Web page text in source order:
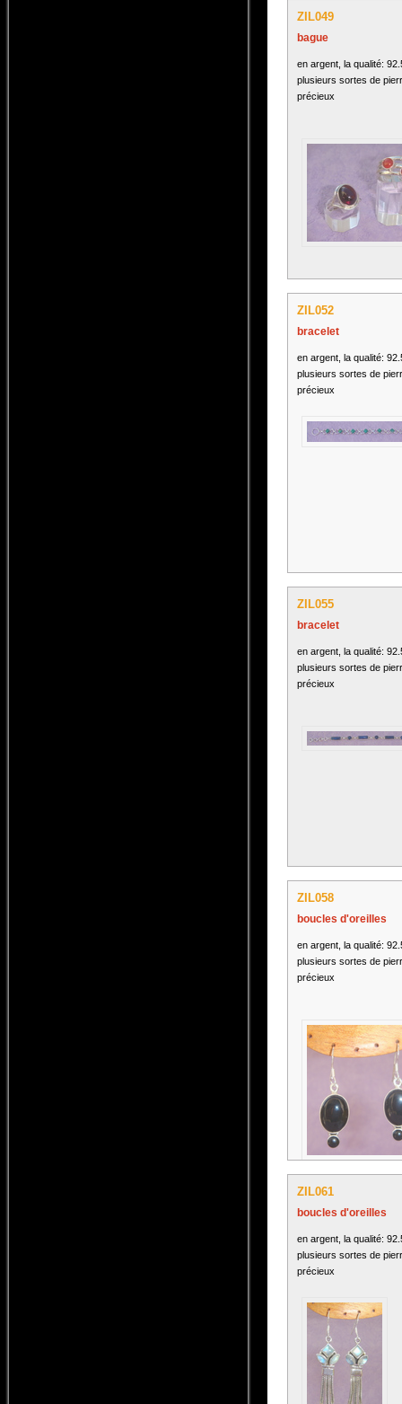
ZIL049
bague
en argent, la qualité:
plusieurs sortes de
précieux
ZIL052
bracelet
en argent, la qualité:
plusieurs sortes de
précieux
ZIL055
bracelet
en argent, la qualité:
plusieurs sortes de
précieux
ZIL058
boucles d'oreilles
en argent, la qualité:
plusieurs sortes de
précieux
ZIL061
boucles d'oreilles
en argent, la qualité:
plusieurs sortes de
précieux